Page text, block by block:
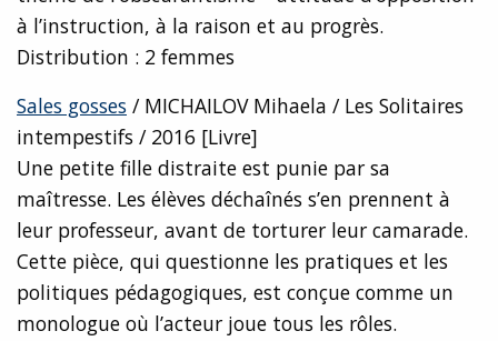
à l’instruction, à la raison et au progrès.
Distribution : 2 femmes
Sales gosses / MICHAILOV Mihaela / Les Solitaires
intempestifs / 2016 [Livre]
Une petite fille distraite est punie par sa
maîtresse. Les élèves déchaînés s’en prennent à
leur professeur, avant de torturer leur camarade.
Cette pièce, qui questionne les pratiques et les
politiques pédagogiques, est conçue comme un
monologue où l’acteur joue tous les rôles.